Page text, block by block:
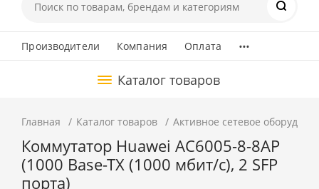
Производители Компания Оплата ...
Каталог товаров
Главная Каталог товаров Активное сетевое
Коммутатор Huawei AC6005-8-8AP
(1000 Base-TX (1000 мбит/с), 2 SFP
порта)